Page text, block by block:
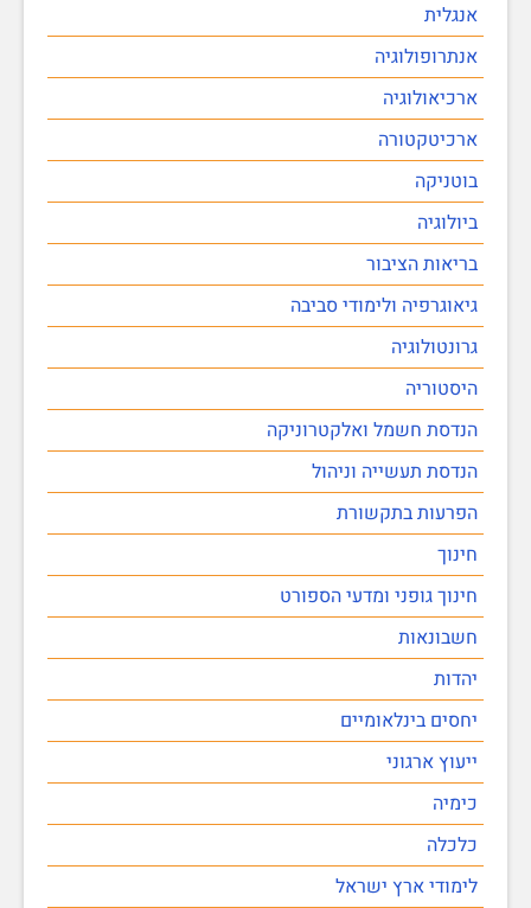
אנגלית
אנתרופולוגיה
ארכיאולוגיה
ארכיטקטורה
בוטניקה
ביולוגיה
בריאות הציבור
גיאוגרפיה ולימודי סביבה
גרונטולוגיה
היסטוריה
הנדסת חשמל ואלקטרוניקה
הנדסת תעשייה וניהול
הפרעות בתקשורת
חינוך
חינוך גופני ומדעי הספורט
חשבונאות
יהדות
יחסים בינלאומיים
ייעוץ ארגוני
כימיה
כלכלה
לימודי ארץ ישראל